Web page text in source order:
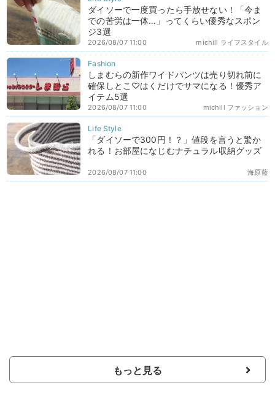
ダイソーで一度買ったら手放せない！「今ま
での苦労は一体…」ってくらい優秀なスポン
ジ3選
michill ライフスタイル
2026/08/07 11:00
しまむらの新作ワイドパンツは売り切れ前に
確保しとこ♡はくだけでサマになる！優秀ア
イテム5選
michill ファッション
2026/08/07 11:00
「ダイソーで300円！？」値段を言うと驚か
れる！お部屋になじむナチュラル収納グッズ
海原藍
2026/08/07 11:00
もっと見る